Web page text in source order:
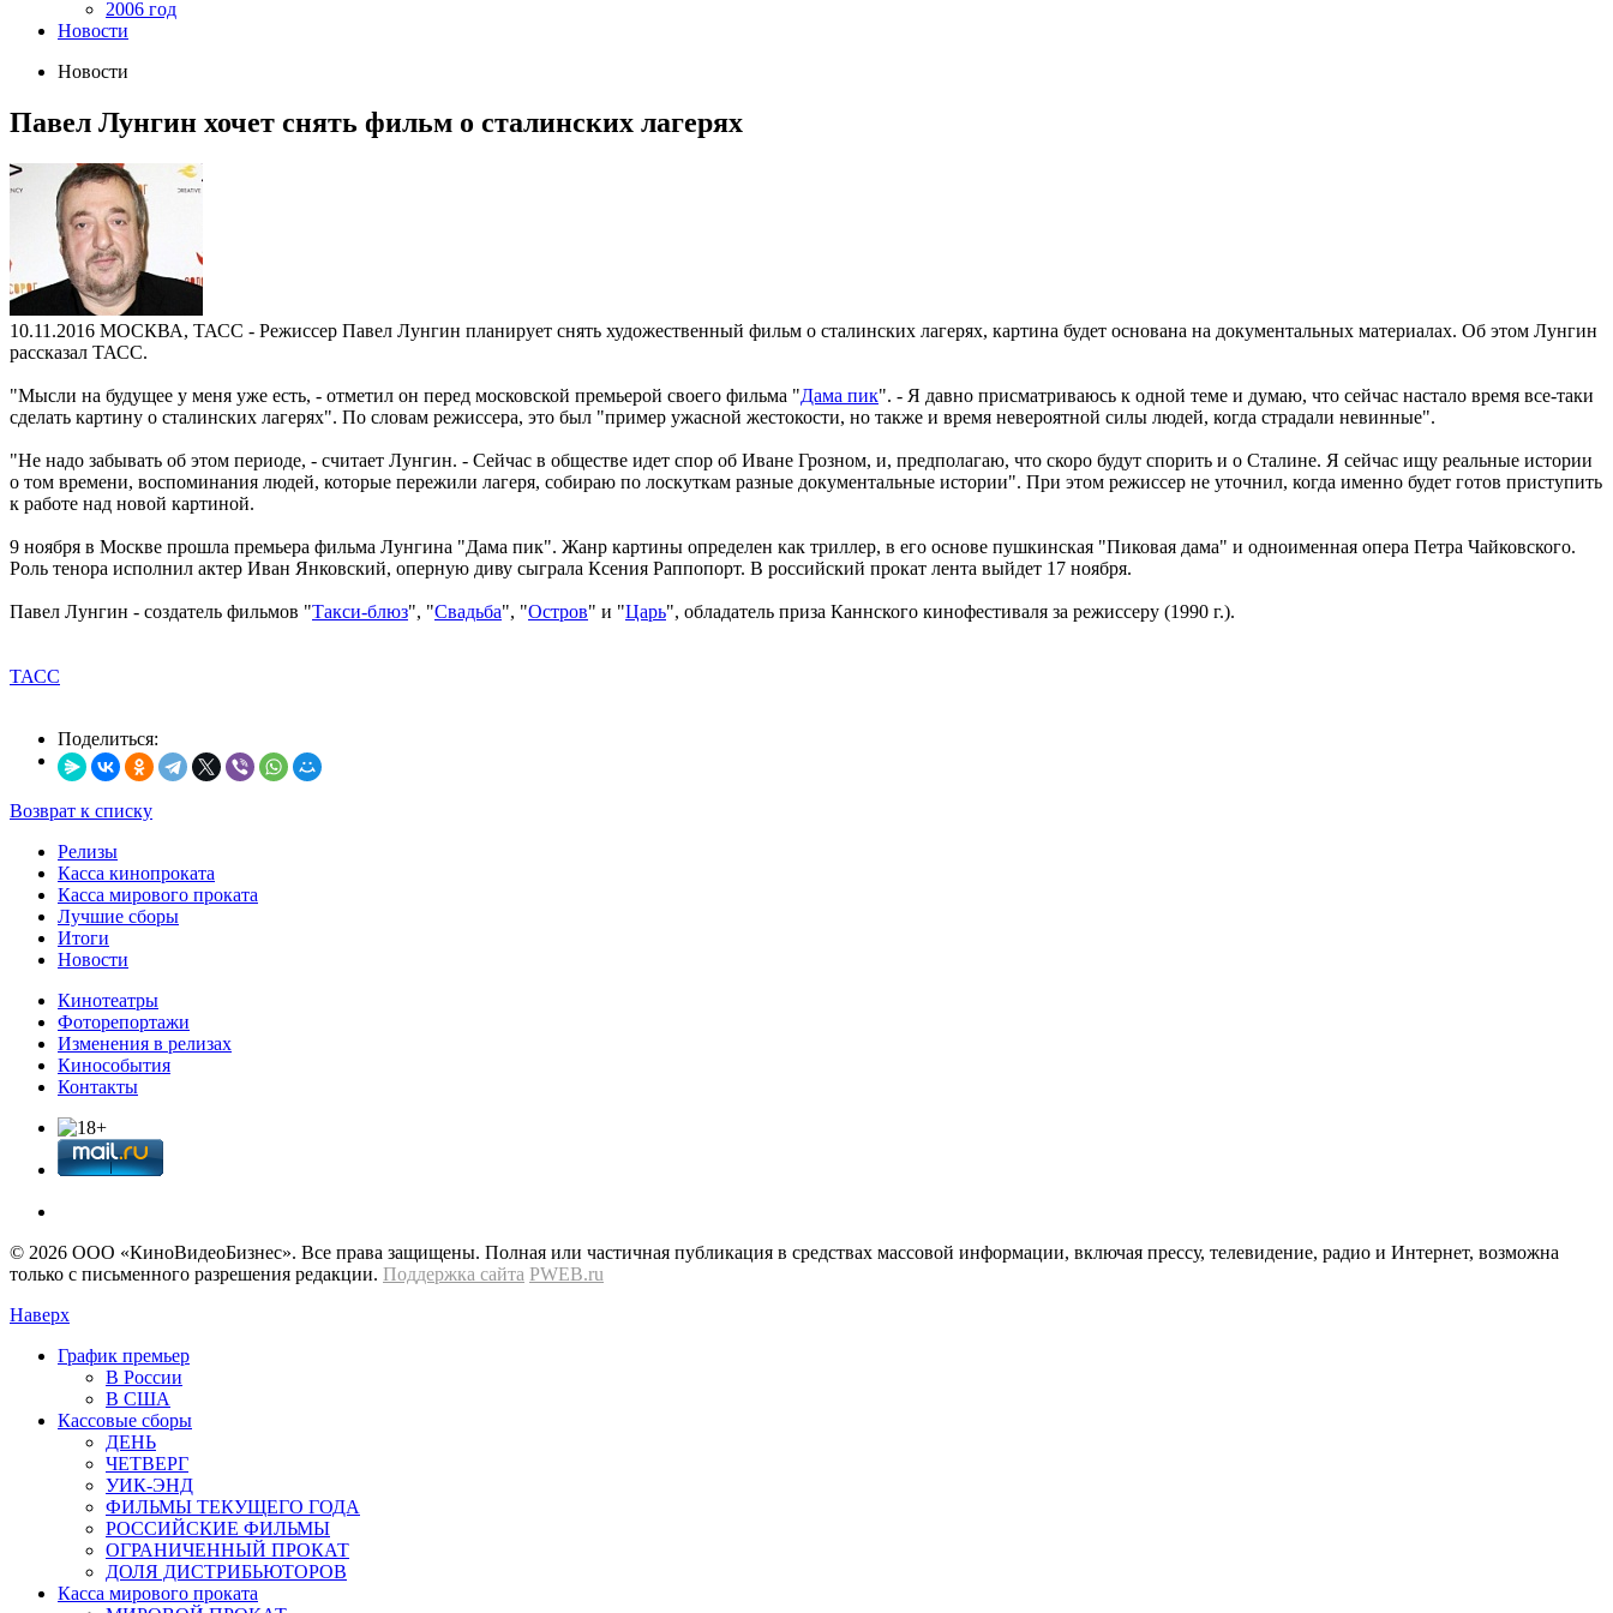
2006 год
Новости
Новости
Павел Лунгин хочет снять фильм о сталинских лагерях
10.11.2016 МОСКВА, ТАСС - Режиссер Павел Лунгин планирует снять художественный фильм о сталинских лагерях, картина будет основана на документальных материалах. Об этом Лунгин
рассказал ТАСС.
"Мысли на будущее у меня уже есть, - отметил он перед московской премьерой своего фильма "Дама пик". - Я давно присматриваюсь к одной теме и думаю, что сейчас настало время все-таки
сделать картину о сталинских лагерях". По словам режиссера, это был "пример ужасной жестокости, но также и время невероятной силы людей, когда страдали невинные".
"Не надо забывать об этом периоде, - считает Лунгин. - Сейчас в обществе идет спор об Иване Грозном, и, предполагаю, что скоро будут спорить и о Сталине. Я сейчас ищу реальные истории
о том времени, воспоминания людей, которые пережили лагеря, собираю по лоскуткам разные документальные истории". При этом режиссер не уточнил, когда именно будет готов приступить
к работе над новой картиной.
9 ноября в Москве прошла премьера фильма Лунгина "Дама пик". Жанр картины определен как триллер, в его основе пушкинская "Пиковая дама" и одноименная опера Петра Чайковского.
Роль тенора исполнил актер Иван Янковский, оперную диву сыграла Ксения Раппопорт. В российский прокат лента выйдет 17 ноября.
Павел Лунгин - создатель фильмов "Такси-блюз", "Свадьба", "Остров" и "Царь", обладатель приза Каннского кинофестиваля за режиссеру (1990 г.).
ТАСС
Поделиться:
Возврат к списку
Релизы
Касса кинопроката
Касса мирового проката
Лучшие сборы
Итоги
Новости
Кинотеатры
Фоторепортажи
Изменения в релизах
Кинособытия
Контакты
© 2026 OOО «КиноВидеоБизнес». Все права защищены. Полная или частичная публикация в средствах массовой информации, включая прессу, телевидение, радио и Интернет, возможна
только с письменного разрешения редакции. Поддержка сайта PWEB.ru
Наверх
График премьер
В России
В США
Кассовые сборы
ДЕНЬ
ЧЕТВЕРГ
УИК-ЭНД
ФИЛЬМЫ ТЕКУЩЕГО ГОДА
РОССИЙСКИЕ ФИЛЬМЫ
ОГРАНИЧЕННЫЙ ПРОКАТ
ДОЛЯ ДИСТРИБЬЮТОРОВ
Касса мирового проката